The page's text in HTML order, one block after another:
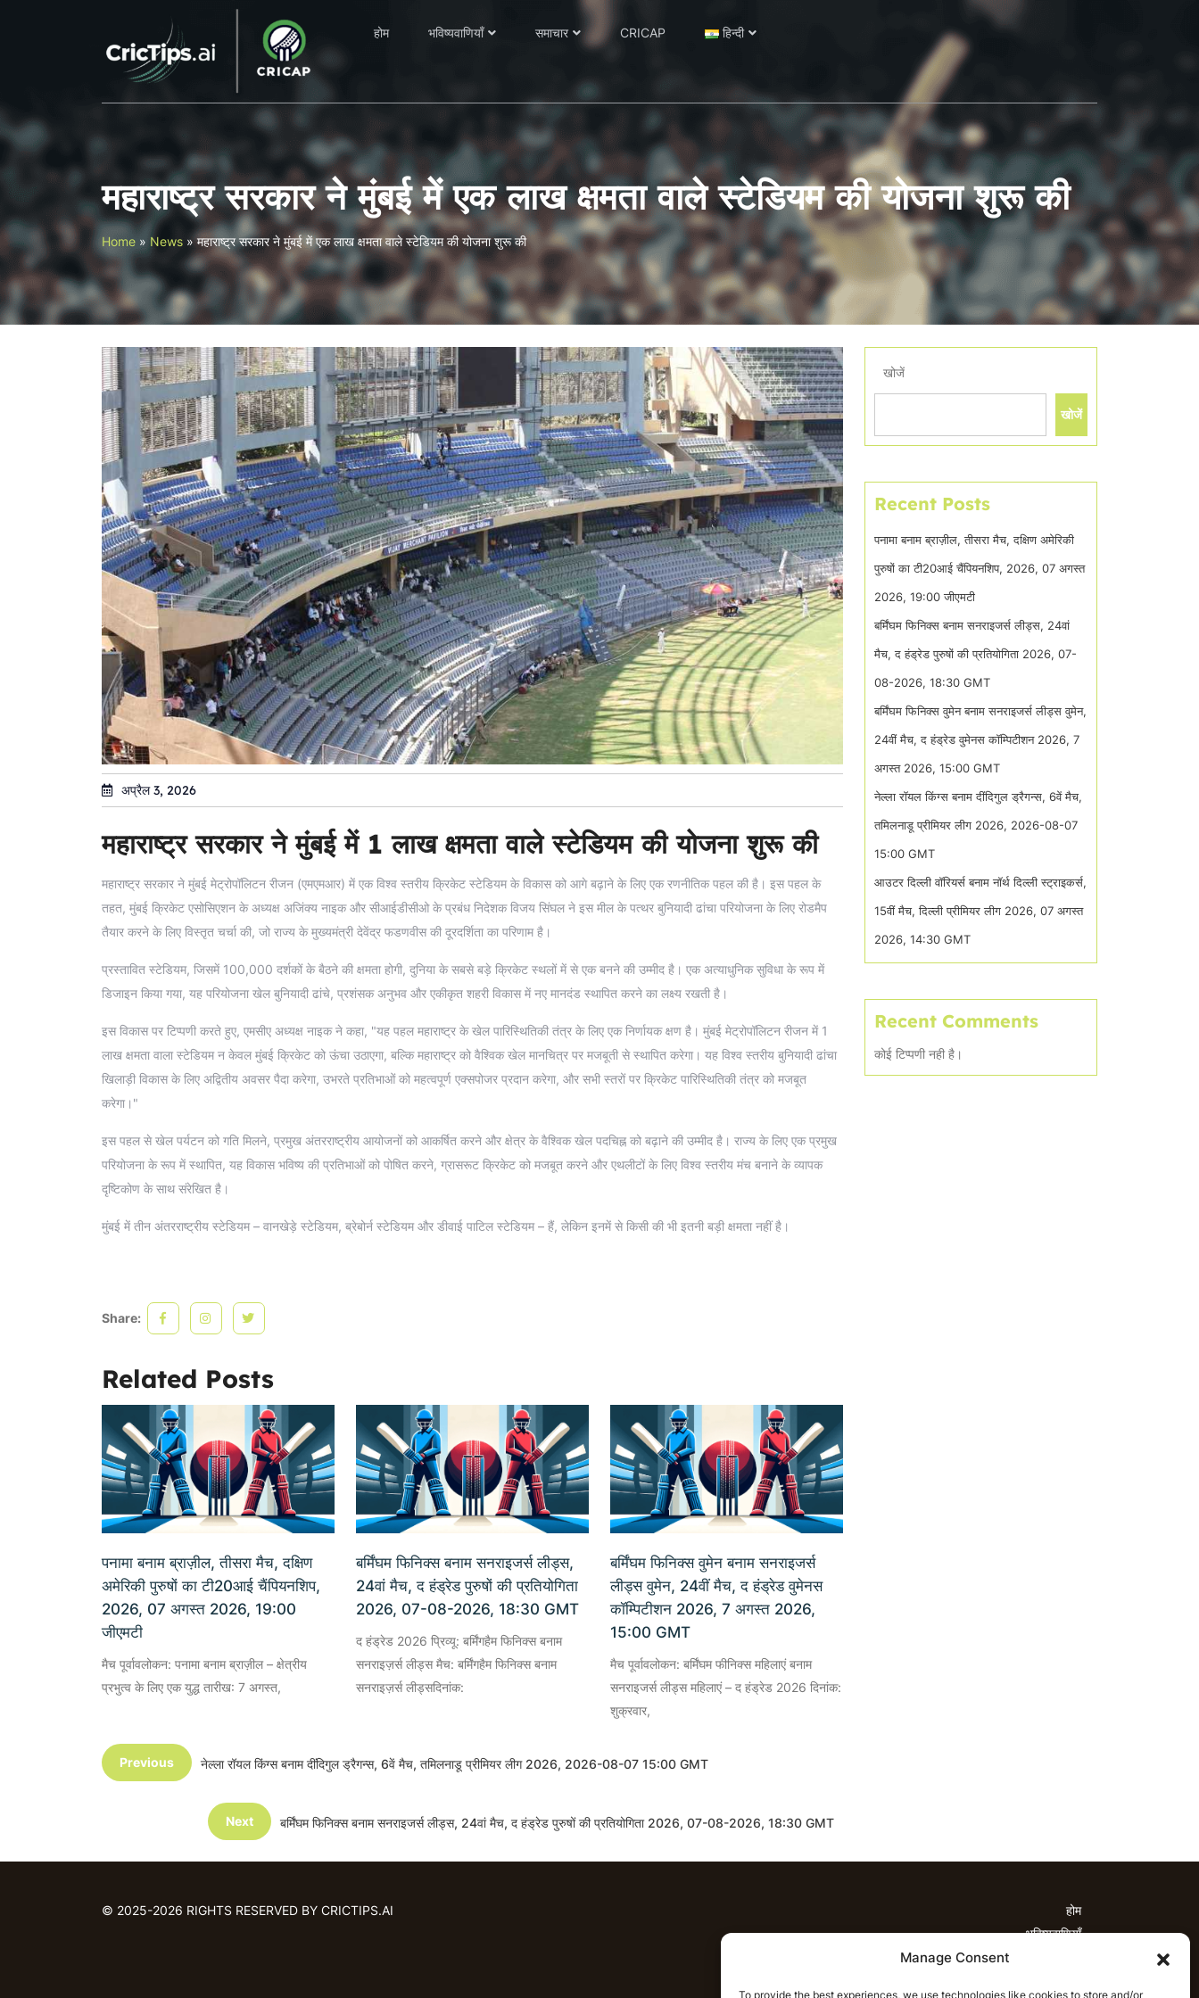
Manage Consent
To provide the best experiences, we use technologies like cookies to store and/or
होम भविष्यवाणियाँ समाचार CRICAP हिन्दी
महाराष्ट्र सरकार ने मुंबई में एक लाख क्षमता वाले स्टेडियम की योजना शुरू की
Home » News »महाराष्ट्र सरकार ने मुंबई में एक लाख क्षमता वाले स्टेडियम की योजना शुरू की
अप्रैल 3, 2026
महाराष्ट्र सरकार ने मुंबई में 1 लाख क्षमता वाले स्टेडियम की योजना शुरू की
महाराष्ट्र सरकार ने मुंबई मेट्रोपॉलिटन रीजन (एमएमआर) में एक विश्व स्तरीय क्रिकेट स्टेडियम के विकास को आगे बढ़ाने के लिए एक रणनीतिक पहल की है। इस पहल के
तहत, मुंबई क्रिकेट एसोसिएशन के अध्यक्ष अजिंक्य नाइक और सीआईडीसीओ के प्रबंध निदेशक विजय सिंघल ने इस मील के पत्थर बुनियादी ढांचा परियोजना के लिए रोडमैप
तैयार करने के लिए विस्तृत चर्चा की, जो राज्य के मुख्यमंत्री देवेंद्र फडणवीस की दूरदर्शिता का परिणाम है।
प्रस्तावित स्टेडियम, जिसमें 100,000 दर्शकों के बैठने की क्षमता होगी, दुनिया के सबसे बड़े क्रिकेट स्थलों में से एक बनने की उम्मीद है। एक अत्याधुनिक सुविधा के रूप में
डिजाइन किया गया, यह परियोजना खेल बुनियादी ढांचे, प्रशंसक अनुभव और एकीकृत शहरी विकास में नए मानदंड स्थापित करने का लक्ष्य रखती है।
इस विकास पर टिप्पणी करते हुए, एमसीए अध्यक्ष नाइक ने कहा, "यह पहल महाराष्ट्र के खेल पारिस्थितिकी तंत्र के लिए एक निर्णायक क्षण है। मुंबई मेट्रोपॉलिटन रीजन में 1
लाख क्षमता वाला स्टेडियम न केवल मुंबई क्रिकेट को ऊंचा उठाएगा, बल्कि महाराष्ट्र को वैश्विक खेल मानचित्र पर मजबूती से स्थापित करेगा। यह विश्व स्तरीय बुनियादी ढांचा
खिलाड़ी विकास के लिए अद्वितीय अवसर पैदा करेगा, उभरते प्रतिभाओं को महत्वपूर्ण एक्सपोजर प्रदान करेगा, और सभी स्तरों पर क्रिकेट पारिस्थितिकी तंत्र को मजबूत
करेगा।"
इस पहल से खेल पर्यटन को गति मिलने, प्रमुख अंतरराष्ट्रीय आयोजनों को आकर्षित करने और क्षेत्र के वैश्विक खेल पदचिह्न को बढ़ाने की उम्मीद है। राज्य के लिए एक प्रमुख
परियोजना के रूप में स्थापित, यह विकास भविष्य की प्रतिभाओं को पोषित करने, ग्रासरूट क्रिकेट को मजबूत करने और एथलीटों के लिए विश्व स्तरीय मंच बनाने के व्यापक
दृष्टिकोण के साथ संरेखित है।
मुंबई में तीन अंतरराष्ट्रीय स्टेडियम – वानखेड़े स्टेडियम, ब्रेबोर्न स्टेडियम और डीवाई पाटिल स्टेडियम – हैं, लेकिन इनमें से किसी की भी इतनी बड़ी क्षमता नहीं है।
Share:
Related Posts
पनामा बनाम ब्राज़ील, तीसरा मैच, दक्षिण
अमेरिकी पुरुषों का टी20आई चैंपियनशिप,
2026, 07 अगस्त 2026, 19:00
जीएमटी
मैच पूर्वावलोकन: पनामा बनाम ब्राज़ील – क्षेत्रीय
प्रभुत्व के लिए एक युद्ध तारीख: 7 अगस्त,
बर्मिंघम फिनिक्स बनाम सनराइजर्स लीड्स,
24वां मैच, द हंड्रेड पुरुषों की प्रतियोगिता
2026, 07-08-2026, 18:30 GMT
द हंड्रेड 2026 प्रिव्यू: बर्मिंगहैम फिनिक्स बनाम
सनराइज़र्स लीड्स मैच: बर्मिंगहैम फिनिक्स बनाम
सनराइज़र्स लीड्सदिनांक:
बर्मिंघम फिनिक्स वुमेन बनाम सनराइजर्स
लीड्स वुमेन, 24वीं मैच, द हंड्रेड वुमेनस
कॉम्पिटीशन 2026, 7 अगस्त 2026,
15:00 GMT
मैच पूर्वावलोकन: बर्मिंघम फीनिक्स महिलाएं बनाम
सनराइजर्स लीड्स महिलाएं – द हंड्रेड 2026 दिनांक:
शुक्रवार,
Previous नेल्ला रॉयल किंग्स बनाम दींदिगुल ड्रैगन्स, 6वें मैच, तमिलनाडू प्रीमियर लीग 2026, 2026-08-07 15:00 GMT
Next बर्मिंघम फिनिक्स बनाम सनराइजर्स लीड्स, 24वां मैच, द हंड्रेड पुरुषों की प्रतियोगिता 2026, 07-08-2026, 18:30 GMT
खोजें
खोजें
Recent Posts
पनामा बनाम ब्राज़ील, तीसरा मैच, दक्षिण अमेरिकी
पुरुषों का टी20आई चैंपियनशिप, 2026, 07 अगस्त
2026, 19:00 जीएमटी
बर्मिंघम फिनिक्स बनाम सनराइजर्स लीड्स, 24वां
मैच, द हंड्रेड पुरुषों की प्रतियोगिता 2026, 07-
08-2026, 18:30 GMT
बर्मिंघम फिनिक्स वुमेन बनाम सनराइजर्स लीड्स वुमेन,
24वीं मैच, द हंड्रेड वुमेनस कॉम्पिटीशन 2026, 7
अगस्त 2026, 15:00 GMT
नेल्ला रॉयल किंग्स बनाम दींदिगुल ड्रैगन्स, 6वें मैच,
तमिलनाडू प्रीमियर लीग 2026, 2026-08-07
15:00 GMT
आउटर दिल्ली वॉरियर्स बनाम नॉर्थ दिल्ली स्ट्राइकर्स,
15वीं मैच, दिल्ली प्रीमियर लीग 2026, 07 अगस्त
2026, 14:30 GMT
Recent Comments
कोई टिप्पणी नही है।
© 2025-2026 RIGHTS RESERVED BY CRICTIPS.AI
होम
भविष्यवाणियाँ
टी20 लीग भविष्यवाणियाँ